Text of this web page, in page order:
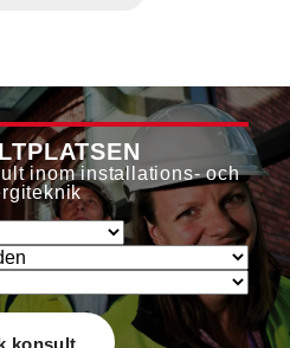
inom installations- och